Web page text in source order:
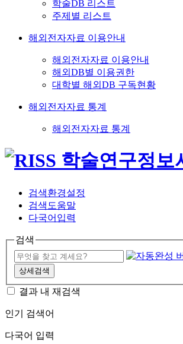
학술DB 리스트
주제별 리스트
해외전자자료 이용안내
해외전자자료 이용안내
해외DB별 이용권한
대학별 해외DB 구독현황
해외전자자료 통계
해외전자자료 통계
검색환경설정
검색도움말
다국어입력
검색
상세검색
결과 내 재검색
인기 검색어
다국어 입력